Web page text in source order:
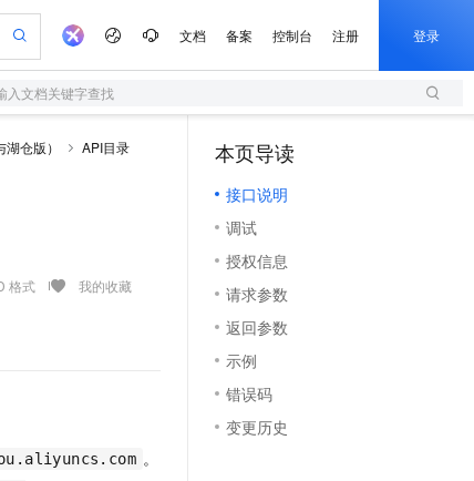
文档 备案 控制台 注册 登录
入文档关键字查找
仓版）
API目录
格式 我的收藏
。
本页导读
接口说明
调试
授权信息
请求参数
返回参数
示例
错误码
变更历史
台百炼
生成 语音识别与合成
Qwen3-TTS-Flash
络安全防护产品
轻量应用服务器
数字证书管理服务（原SSL证书）
实现全站HTTPS，呈现可信的WEB访问
短信服务
大数据开发治理平台 DataWorks
Agency Agents：拥有专属领域专家
HappyHorse 打造一站式影视创作平台
漫剧工坊：一站式动画创作平台
快速生产连贯的高质量长漫剧
10 分钟搭建微信、支付宝小程序
高效部署网站，快速应用到小程序
剧本、分镜、视频高效生成
AI 活动
AI 生产力先锋
先锋实践拓展 AI 生产力的边界
飞天发布时刻
所见，即是所愿
AI 实训营
从基础到进阶，Agent 创客手把手教你
创新加速
一站式生成采购清单，支持单品或批量购买
阿里云 OPC 创新助力计划
Token 补贴，五大权
益加速 OPC 成功
专业服务
公司注册
上云迁移
代维服务
划 服务伙伴合作计划
Al MaaS 服务伙伴赋能合作
伙伴信用分合作计划
更多支持
合作伙伴培训与认证
查询合作伙伴
登录合作伙伴管理后台
开发者社区
镜像站
我要反馈
我要建议
我要投诉
加入我们
校园招聘